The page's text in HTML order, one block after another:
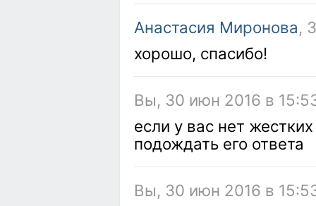
Анастасия Миронова,
хорошо, спасибо!
Вы, 30 июн 2016 в
если у вас нет
подождать его ответа
Вы, 30 июн 2016 в